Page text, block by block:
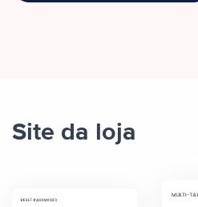
Site da loja